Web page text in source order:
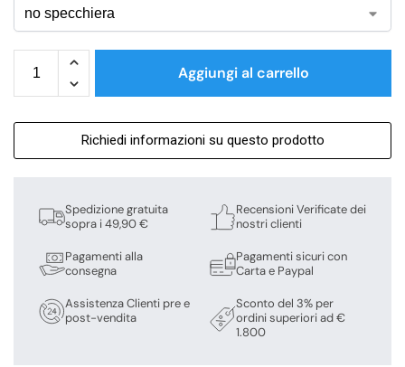
Aggiungi al carrello
Richiedi informazioni su questo prodotto
Spedizione gratuita
sopra i 49,90 €
Pagamenti alla
consegna
Assistenza Clienti pre e
post-vendita
Recensioni Verificate dei
nostri clienti
Pagamenti sicuri con
Carta e Paypal
Sconto del 3% per
ordini superiori ad €
1.800